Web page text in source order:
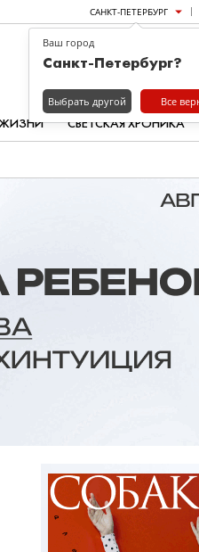
САНКТ-ПЕТЕРБУРГ
СВЕТСКАЯ ХРОНИКА
Ваш город
Санкт-Петербург?
Выбрать другой Все